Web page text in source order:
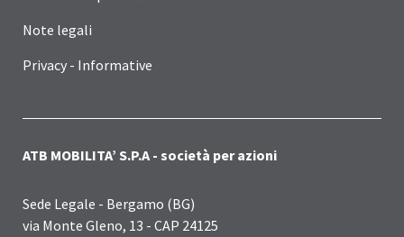
Note legali
Privacy - Informative
ATB MOBILITA’ S.P.A - società per azioni
Sede Legale - Bergamo (BG)
via Monte Gleno, 13 - CAP 24125